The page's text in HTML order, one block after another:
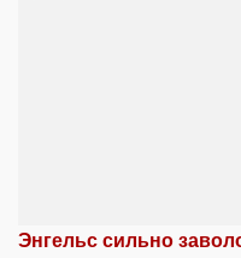
Энгельс сильно